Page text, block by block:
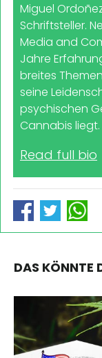
Miguel
Schriftsteller.
Media and
Jahre
breites
seine
psychischen
Cannabis liegt.
Read full bio
DAS KÖNNTE